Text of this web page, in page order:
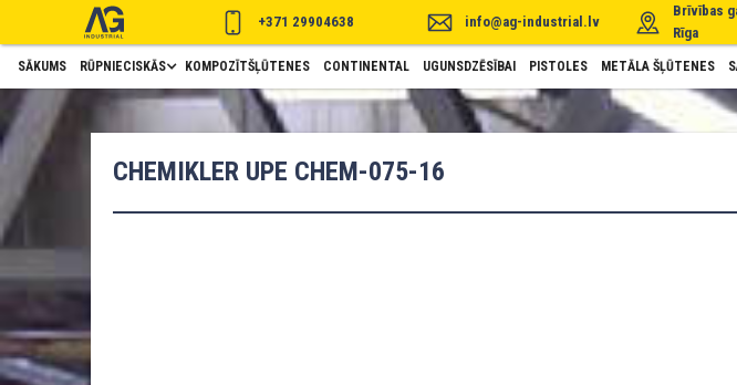
+371 29904638 info@ag-industrial.lv
Brīvības
Rīga
SĀKUMS RŪPNIECISKĀS KOMPOZĪTŠĻŪTENES CONTINENTAL UGUNSDZĒSĪBAI PISTOLES METĀLA ŠĻŪTENES
CHEMIKLER UPE CHEM-075-16